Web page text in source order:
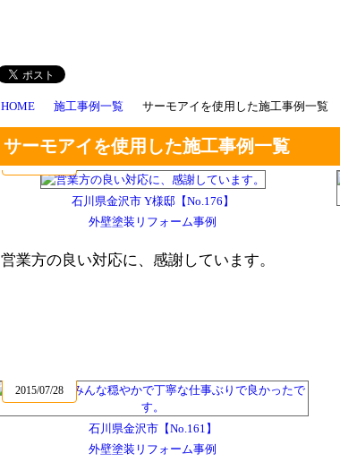
HOME 施工事例一覧 サーモアイを使用した施工事例一覧
サーモアイを使用した施工事例一覧
石川県金沢市 Y様邸【No.176】
外壁塗装リフォーム事例
営業方の良い対応に、感謝しています。
2015/07/28
石川県金沢市【No.161】
外壁塗装リフォーム事例